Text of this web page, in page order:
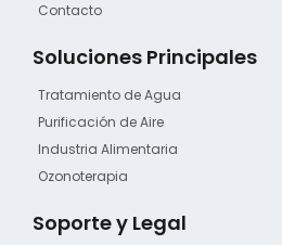
Contacto
Soluciones Principales
Tratamiento de Agua
Purificación de Aire
Industria Alimentaria
Ozonoterapia
Soporte y Legal